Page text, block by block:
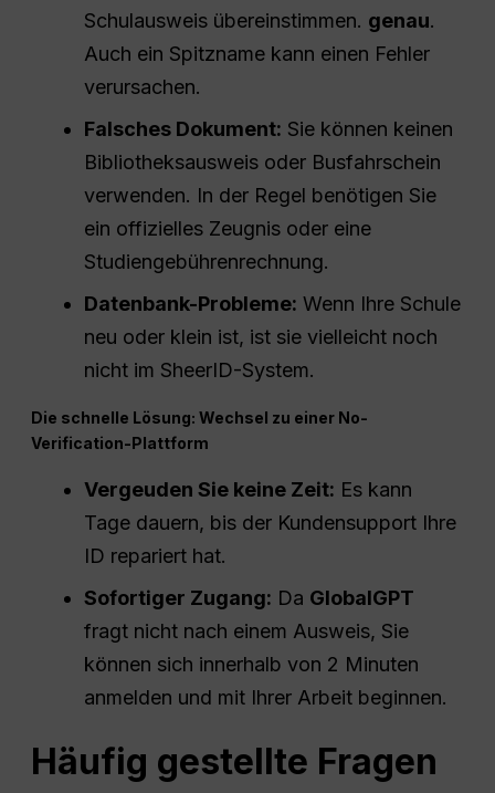
Schulausweis übereinstimmen. genau.
Auch ein Spitzname kann einen Fehler
verursachen.
Falsches Dokument: Sie können keinen
Bibliotheksausweis oder Busfahrschein
verwenden. In der Regel benötigen Sie
ein offizielles Zeugnis oder eine
Studiengebührenrechnung.
Datenbank-Probleme: Wenn Ihre Schule
neu oder klein ist, ist sie vielleicht noch
nicht im SheerID-System.
Die schnelle Lösung: Wechsel zu einer No-
Verification-Plattform
Vergeuden Sie keine Zeit: Es kann
Tage dauern, bis der Kundensupport Ihre
ID repariert hat.
Sofortiger Zugang: Da GlobalGPT
fragt nicht nach einem Ausweis, Sie
können sich innerhalb von 2 Minuten
anmelden und mit Ihrer Arbeit beginnen.
Häufig gestellte Fragen